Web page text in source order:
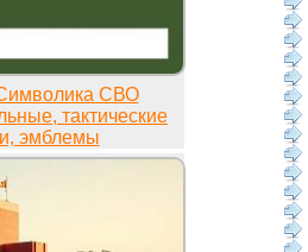
СВО
тактические
эмблемы